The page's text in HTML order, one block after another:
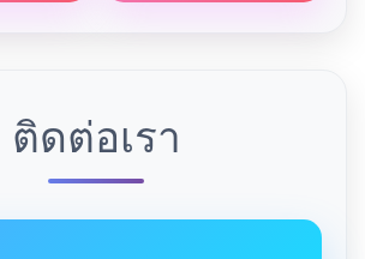
ติดต่อเรา